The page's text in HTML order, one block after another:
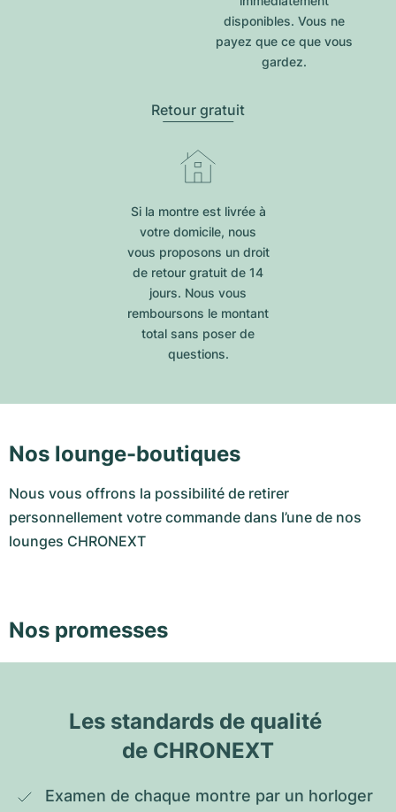
disponibles. Vous ne
payez que ce que vous
gardez.
Retour gratuit
Si la montre est livrée à
votre domicile, nous
vous proposons un droit
de retour gratuit de 14
jours. Nous vous
remboursons le montant
total sans poser de
questions.
Nos lounge-boutiques
Nous vous offrons la possibilité de retirer
personnellement votre commande dans l’une de nos
lounges CHRONEXT
Nos promesses
Les standards de qualité
de CHRONEXT
Examen de chaque montre par un horloger